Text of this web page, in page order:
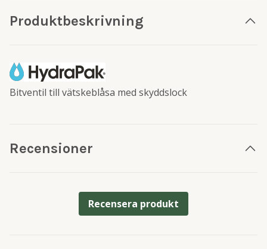
Produktbeskrivning
Bitventil till vätskeblåsa med skyddslock
Recensioner
Recensera produkt